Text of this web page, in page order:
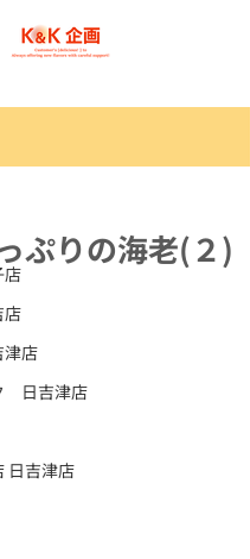
店
日吉津店
吉津店
ぷりの海老(２)